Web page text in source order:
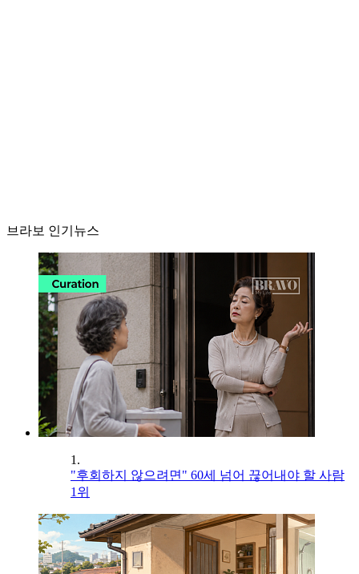
브라보 인기뉴스
1.
"후회하지 않으려면" 60세 넘어 끊어내야 할 사람
1위